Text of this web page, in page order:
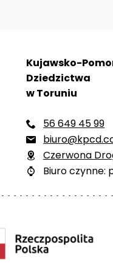
Kujawsko-
Dziedzictwa
w Toruniu
 56 649 45 99

 Czerwona
 Biuro czynne: